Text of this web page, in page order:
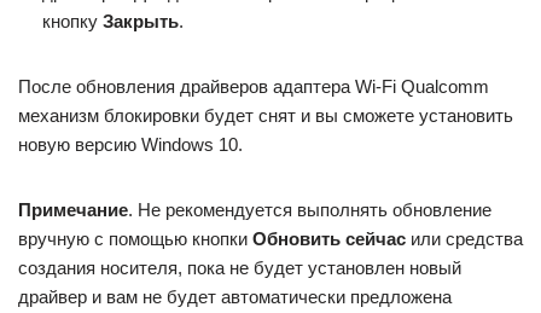
кнопку Закрыть.
После обновления драйверов адаптера Wi-Fi Qualcomm
механизм блокировки будет снят и вы сможете установить
новую версию Windows 10.
Примечание. Не рекомендуется выполнять обновление
вручную с помощью кнопки Обновить сейчас или средства
создания носителя, пока не будет установлен новый
драйвер и вам не будет автоматически предложена